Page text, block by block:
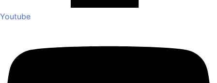
Youtube